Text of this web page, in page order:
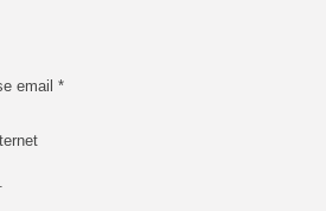
[GK] No More Room in
[GK] Un chatbot Atelier
[GK] Mémoire cash -
[GK] Nvidia : le prix des
[GK] Suikoden Star Leap
[Mo5] La mini borne
email *